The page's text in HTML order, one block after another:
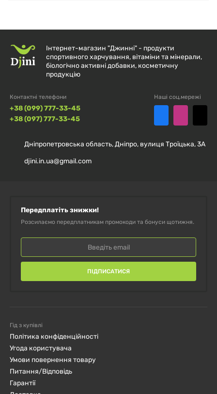
Інтернет-магазин "Джинні" - продукти
спортивного харчування, вітаміни та мінерали,
біологічно активні добавки, косметичну
продукцію
Контактні телефони
+38 (099) 777-33-45
+38 (097) 777-33-45
Наші соц.мережі
Дніпропетровська область, Дніпро, вулиця Троїцька, 3А
djini.in.ua@gmail.com
Передплатіть знижки!
Розсилаємо передплатникам промокоди та бонуси щотижня.
ПІДПИСАТИСЯ
Гід з купівлі
Політика конфіденційності
Угода користувача
Умови повернення товару
Питання/Відповідь
Гарантії